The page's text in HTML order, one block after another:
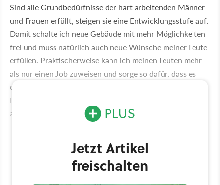
Sind alle Grundbedürfnisse der hart arbeitenden Männer
und Frauen erfüllt, steigen sie eine Entwicklungsstufe auf.
Damit schalte ich neue Gebäude mit mehr Möglichkeiten
frei und muss natürlich auch neue Wünsche meiner Leute
erfüllen. Praktischerweise kann ich meinen Leuten mehr
als nur einen Job zuweisen und sorge so dafür, dass es
dem Dorf an nichts fehlt. Auch der selbstgezüchtete
Dorfnachwuchs darf ab dem achten Lebensjahr mit
anpacken.
Jetzt Artikel
freischalten